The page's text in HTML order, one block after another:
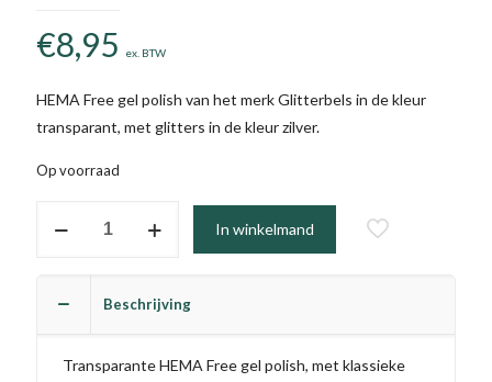
€8,95 ex. BTW
HEMA Free gel polish van het merk Glitterbels in de kleur
transparant, met glitters in de kleur zilver.
Op voorraad
In winkelmand
Beschrijving
Transparante HEMA Free gel polish, met klassieke